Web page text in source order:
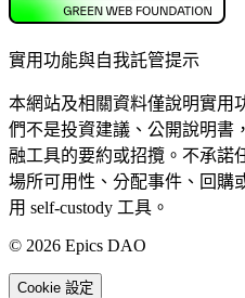
實用功能與自我託管提示
本網站及相關資料僅說明實用
們不是投資建議、公開說明書
融工具的要約或招攬。不承諾
場所可用性、分配事件、回購
用 self-custody 工具。
© 2026 Epics DAO
Cookie 設定